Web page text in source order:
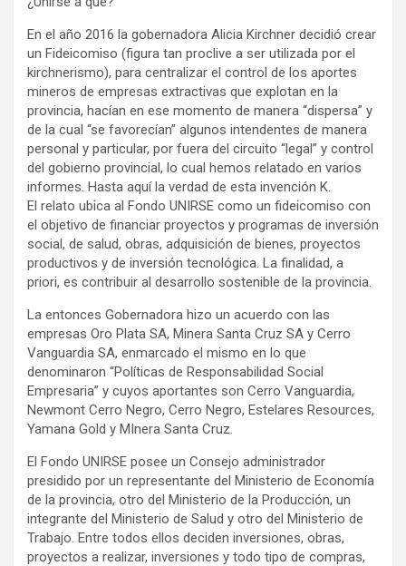
En el año 2016 la gobernadora Alicia Kirchner decidió crear
un Fideicomiso (figura tan proclive a ser utilizada por el
kirchnerismo), para centralizar el control de los aportes
mineros de empresas extractivas que explotan en la
provincia, hacían en ese momento de manera “dispersa” y
de la cual “se favorecían” algunos intendentes de manera
personal y particular, por fuera del circuito “legal” y control
del gobierno provincial, lo cual hemos relatado en varios
informes. Hasta aquí la verdad de esta invención K.
El relato ubica al Fondo UNIRSE como un fideicomiso con
el objetivo de financiar proyectos y programas de inversión
social, de salud, obras, adquisición de bienes, proyectos
productivos y de inversión tecnológica. La finalidad, a
priori, es contribuir al desarrollo sostenible de la provincia.
La entonces Gobernadora hizo un acuerdo con las
empresas Oro Plata SA, Minera Santa Cruz SA y Cerro
Vanguardia SA, enmarcado el mismo en lo que
denominaron “Políticas de Responsabilidad Social
Empresaria” y cuyos aportantes son Cerro Vanguardia,
Newmont Cerro Negro, Cerro Negro, Estelares Resources,
Yamana Gold y MInera Santa Cruz.
El Fondo UNIRSE posee un Consejo administrador
presidido por un representante del Ministerio de Economía
de la provincia, otro del Ministerio de la Producción, un
integrante del Ministerio de Salud y otro del Ministerio de
Trabajo. Entre todos ellos deciden inversiones, obras,
proyectos a realizar, inversiones y todo tipo de compras,